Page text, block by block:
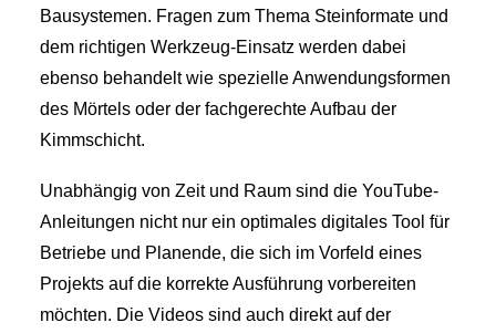
Bausystemen. Fragen zum Thema Steinformate und
dem richtigen Werkzeug-Einsatz werden dabei
ebenso behandelt wie spezielle Anwendungsformen
des Mörtels oder der fachgerechte Aufbau der
Kimmschicht.
Unabhängig von Zeit und Raum sind die YouTube-
Anleitungen nicht nur ein optimales digitales Tool für
Betriebe und Planende, die sich im Vorfeld eines
Projekts auf die korrekte Ausführung vorbereiten
möchten. Die Videos sind auch direkt auf der